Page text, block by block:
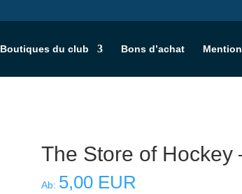
Boutiques du club Bons d’achat
The Store of Hockey
Ab: 5,00EUR